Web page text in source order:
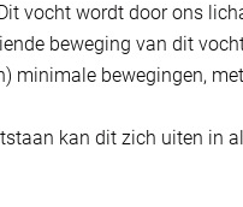
vocht wordt door ons
beweging van dit
minimale bewegingen,
kan dit zich uiten in